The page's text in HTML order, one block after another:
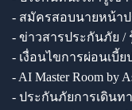
- สมัครสอบนายหน้า
- ข่าวสารประกันภัย /
- เงื่อนไขการผ่อนเบี้ย
- AI Master Room by
- ประกันภัยการเดินท